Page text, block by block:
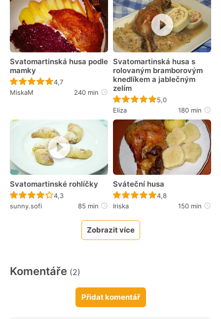
Svatomartinská husa podle
mamky
Recept ještě nebyl hodnocen
4,7
MiskaM
240 min
Svatomartinská husa s
rolovaným bramborovým
knedlíkem a jablečným
zelím
Recept ještě nebyl
5,0
Eliza
180 min
Svatomartinské rohlíčky
Recept ještě nebyl hodnocen
4,3
sunny.sofi
85 min
Sváteční husa
Recept ještě nebyl
4,8
Iriska
150 min
Zobrazit více
Komentáře (2)
Přidat komentář